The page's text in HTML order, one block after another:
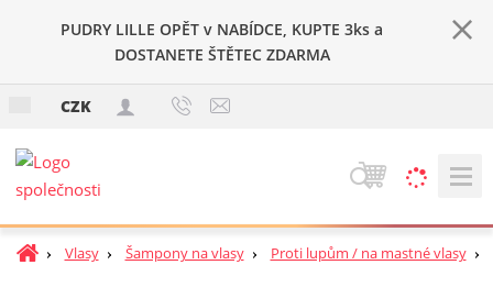
PUDRY LILLE OPĚT v NABÍDCE, KUPTE 3ks a
DOSTANETE ŠTĚTEC ZDARMA
CZK
V
h
l
Ú
Vlasy Šampony na vlasy Proti lupům / na mastné vlasy